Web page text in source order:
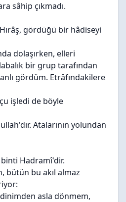
sâhip çıkmadı.
gördüğü bir hâdiseyi
dolaşırken, elleri
bir grup tarafından
gördüm. Etrâfındakilere
işledi de böyle
Atalarının yolundan
Hadramî'dir.
bütün bu akıl almaz
asla dönmem,